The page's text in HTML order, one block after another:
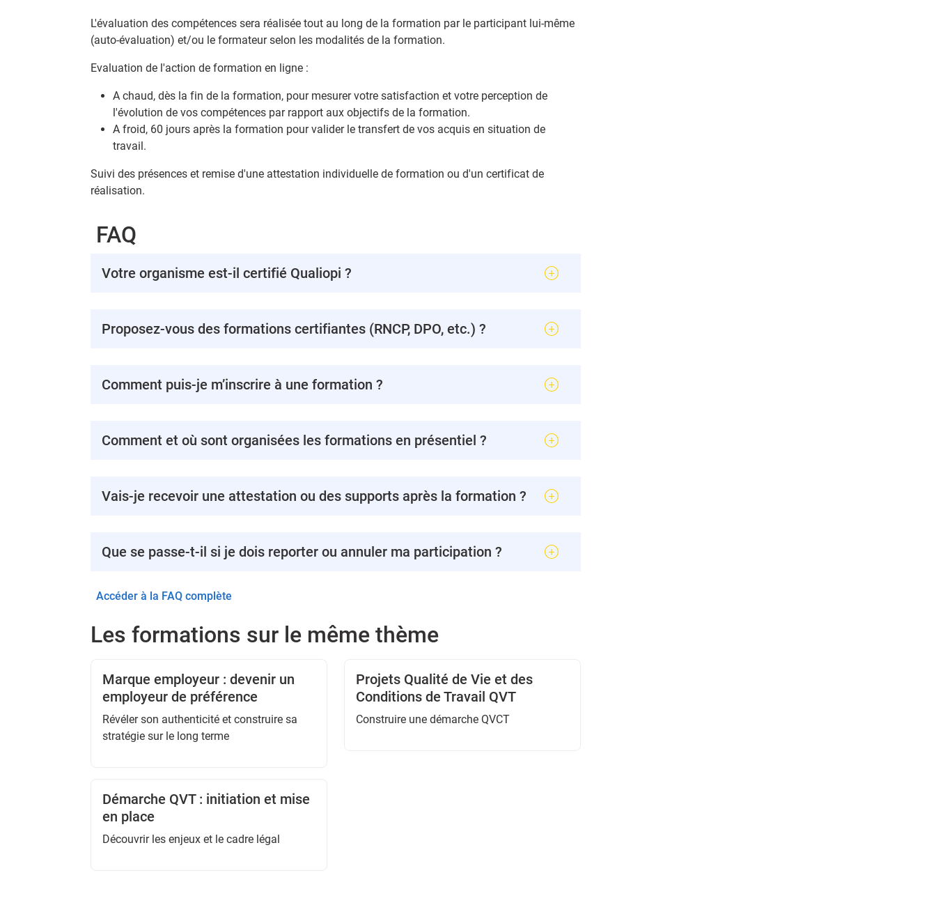
L'évaluation des compétences sera réalisée tout au long de la formation par le participant lui-même
(auto-évaluation) et/ou le formateur selon les modalités de la formation.
Evaluation de l'action de formation en ligne :
A chaud, dès la fin de la formation, pour mesurer votre satisfaction et votre perception de
l'évolution de vos compétences par rapport aux objectifs de la formation.
A froid, 60 jours après la formation pour valider le transfert de vos acquis en situation de
travail.
Suivi des présences et remise d'une attestation individuelle de formation ou d'un certificat de
réalisation.
FAQ
Votre organisme est-il certifié Qualiopi ?
Proposez-vous des formations certifiantes (RNCP, DPO, etc.) ?
Comment puis-je m’inscrire à une formation ?
Comment et où sont organisées les formations en présentiel ?
Vais-je recevoir une attestation ou des supports après la formation ?
Que se passe-t-il si je dois reporter ou annuler ma participation ?
Accéder à la FAQ complète
Les formations sur le même thème
Marque employeur : devenir un
employeur de préférence
Révéler son authenticité et construire sa
stratégie sur le long terme
Projets Qualité de Vie et des
Conditions de Travail QVT
Construire une démarche QVCT
Démarche QVT : initiation et mise
en place
Découvrir les enjeux et le cadre légal